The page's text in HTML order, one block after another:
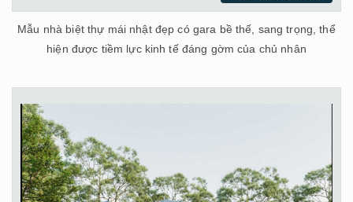
Mẫu nhà biệt thự mái nhật đẹp có gara bề thế, sang trọng, thể
hiện được tiềm lực kinh tế đáng gờm của chủ nhân